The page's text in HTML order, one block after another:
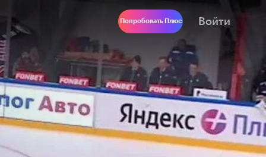
Попробовать Плюс Войти